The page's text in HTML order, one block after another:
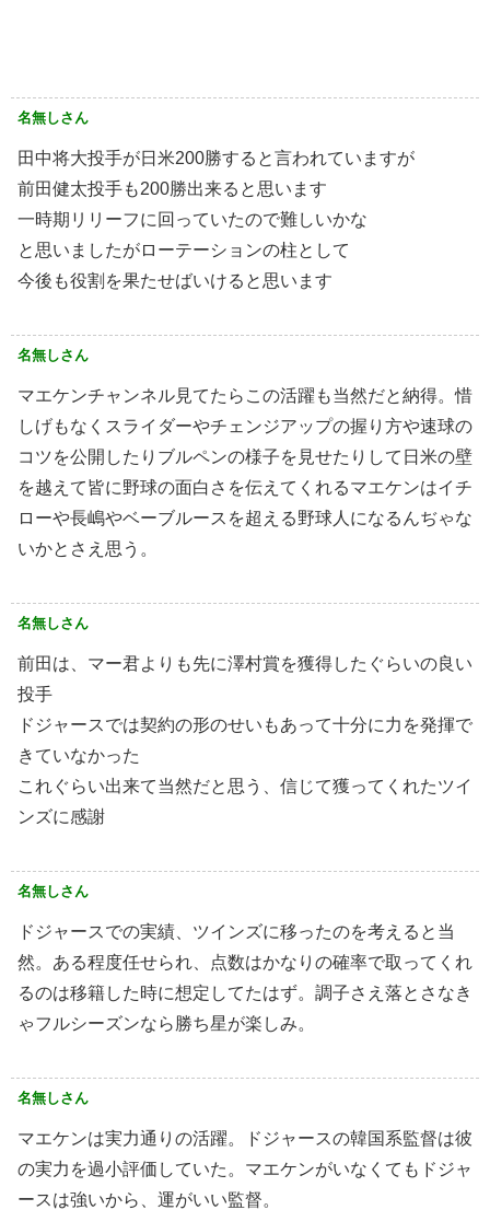
名無しさん
田中将大投手が日米200勝すると言われていますが
前田健太投手も200勝出来ると思います
一時期リリーフに回っていたので難しいかな
と思いましたがローテーションの柱として
今後も役割を果たせばいけると思います
名無しさん
マエケンチャンネル見てたらこの活躍も当然だと納得。惜
しげもなくスライダーやチェンジアップの握り方や速球の
コツを公開したりブルペンの様子を見せたりして日米の壁
を越えて皆に野球の面白さを伝えてくれるマエケンはイチ
ローや長嶋やベーブルースを超える野球人になるんぢゃな
いかとさえ思う。
名無しさん
前田は、マー君よりも先に澤村賞を獲得したぐらいの良い
投手
ドジャースでは契約の形のせいもあって十分に力を発揮で
きていなかった
これぐらい出来て当然だと思う、信じて獲ってくれたツイ
ンズに感謝
名無しさん
ドジャースでの実績、ツインズに移ったのを考えると当
然。ある程度任せられ、点数はかなりの確率で取ってくれ
るのは移籍した時に想定してたはず。調子さえ落とさなき
ゃフルシーズンなら勝ち星が楽しみ。
名無しさん
マエケンは実力通りの活躍。ドジャースの韓国系監督は彼
の実力を過小評価していた。マエケンがいなくてもドジャ
ースは強いから、運がいい監督。